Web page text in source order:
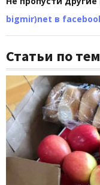
bigmir)net в
Статьи по